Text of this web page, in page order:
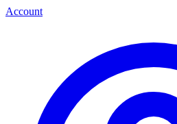
Account